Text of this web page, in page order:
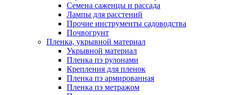
Семена саженцы и рассада
Лампы для расстений
Прочие инструменты садоводства
Почвогрунт
Пленка, укрывной материал
Укрывной материал
Пленка пэ рулонами
Крепления для пленок
Пленка пэ армированная
Пленка пэ метражом